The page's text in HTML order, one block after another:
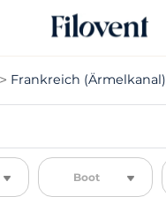
Frankreich (Ärmelkanal)
Boot